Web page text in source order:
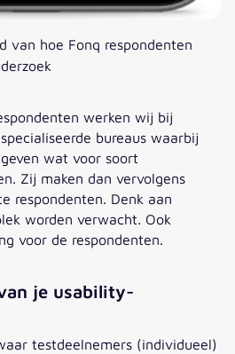
van hoe Fonq respondenten
werken wij bij
bureaus waarbij
wat voor soort
Zij maken dan vervolgens
respondenten. Denk aan
worden verwacht. Ook
voor de respondenten.
je usability-
testdeelnemers (individueel)